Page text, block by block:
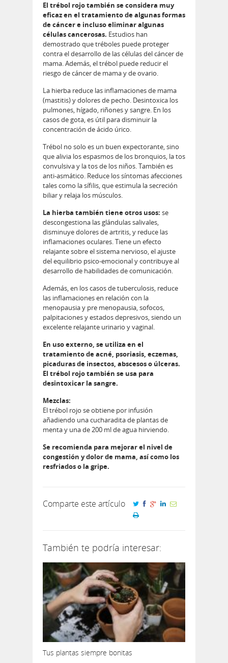
El trébol rojo también se considera muy
eficaz en el tratamiento de algunas formas
de cáncer e incluso eliminar algunas
células cancerosas. Estudios han
demostrado que tréboles puede proteger
contra el desarrollo de las células del cáncer de
mama. Además, el trébol puede reducir el
riesgo de cáncer de mama y de ovario.
La hierba reduce las inflamaciones de mama
(mastitis) y dolores de pecho. Desintoxica los
pulmones, hígado, riñones y sangre. En los
casos de gota, es útil para disminuir la
concentración de ácido úrico.
Trébol no solo es un buen expectorante, sino
que alivia los espasmos de los bronquios, la tos
convulsiva y la tos de los niños. También es
anti-asmático. Reduce los síntomas afecciones
tales como la sífilis, que estimula la secreción
biliar y relaja los músculos.
La hierba también tiene otros usos: se
descongestiona las glándulas salivales,
disminuye dolores de artritis, y reduce las
inflamaciones oculares. Tiene un efecto
relajante sobre el sistema nervioso, el ajuste
del equilibrio psico-emocional y contribuye al
desarrollo de habilidades de comunicación.
Además, en los casos de tuberculosis, reduce
las inflamaciones en relación con la
menopausia y pre menopausia, sofocos,
palpitaciones y estados depresivos, siendo un
excelente relajante urinario y vaginal.
En uso externo, se utiliza en el
tratamiento de acné, psoriasis, eczemas,
picaduras de insectos, abscesos o úlceras.
El trébol rojo también se usa para
desintoxicar la sangre.
Mezclas:
El trébol rojo se obtiene por infusión
añadiendo una cucharadita de plantas de
menta y una de 200 ml de agua hirviendo.
Se recomienda para mejorar el nivel de
congestión y dolor de mama, así como los
resfriados o la gripe.
Comparte este artículo
También te podría interesar:
Tus plantas siempre bonitas